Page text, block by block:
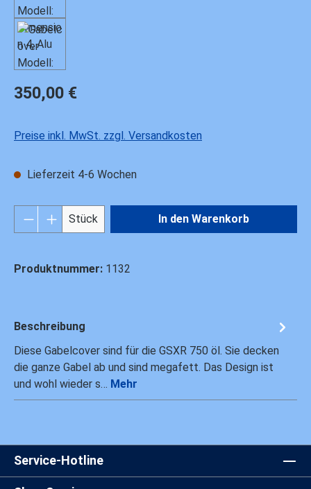
Regulärer Preis:
350,00 €
Preise inkl. MwSt. zzgl. Versandkosten
Lieferzeit 4-6 Wochen
Produkt Anzahl: Gib den gewünschten
Stück In den Warenkorb
Produktnummer: 1132
Beschreibung
Diese Gabelcover sind für die GSXR 750 öl. Sie decken
die ganze Gabel ab und sind megafett. Das Design ist
und wohl wieder s… Mehr
Service-Hotline